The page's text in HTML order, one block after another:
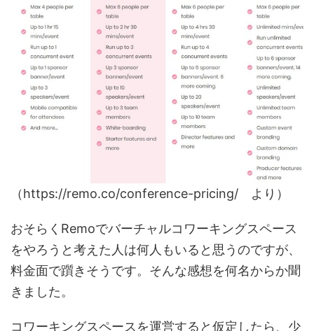
（https://remo.co/conference-pricing/ より）
おそらくRemoでバーチャルコワーキングスペース
をやろうと考えた人は何人もいると思うのですが、
料金面で躓きそうです。そんな感想を何名からか聞
きました。
コワーキングスペースを運営すると仮定したら、少